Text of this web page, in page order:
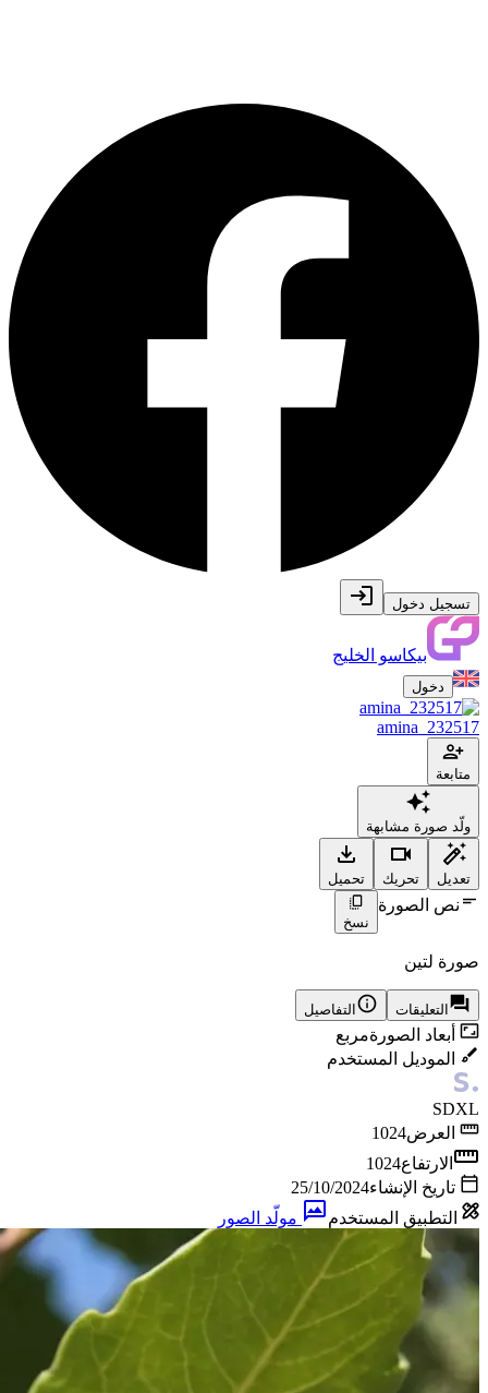
تسجيل دخول
بيكاسو الخليج
دخول
amina_232517
متابعة
ولّد صورة مشابهة
تعديل تحريك تحميل
نص الصورة
نسخ
صورة لتين
التعليقات التفاصيل
أبعاد الصورةمربع
الموديل المستخدم
SDXL
العرض1024
الارتفاع1024
تاريخ الإنشاء25/10/2024
التطبيق المستخدم
مولّد الصور